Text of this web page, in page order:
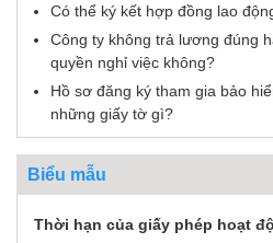
Có thể ký kết hợp đồng lao
Công ty không trả lương đúng
quyền nghỉ việc không?
Hồ sơ đăng ký tham gia bảo
những giấy tờ gì?
Biểu mẫu
Thời hạn của giấy phép hoạt